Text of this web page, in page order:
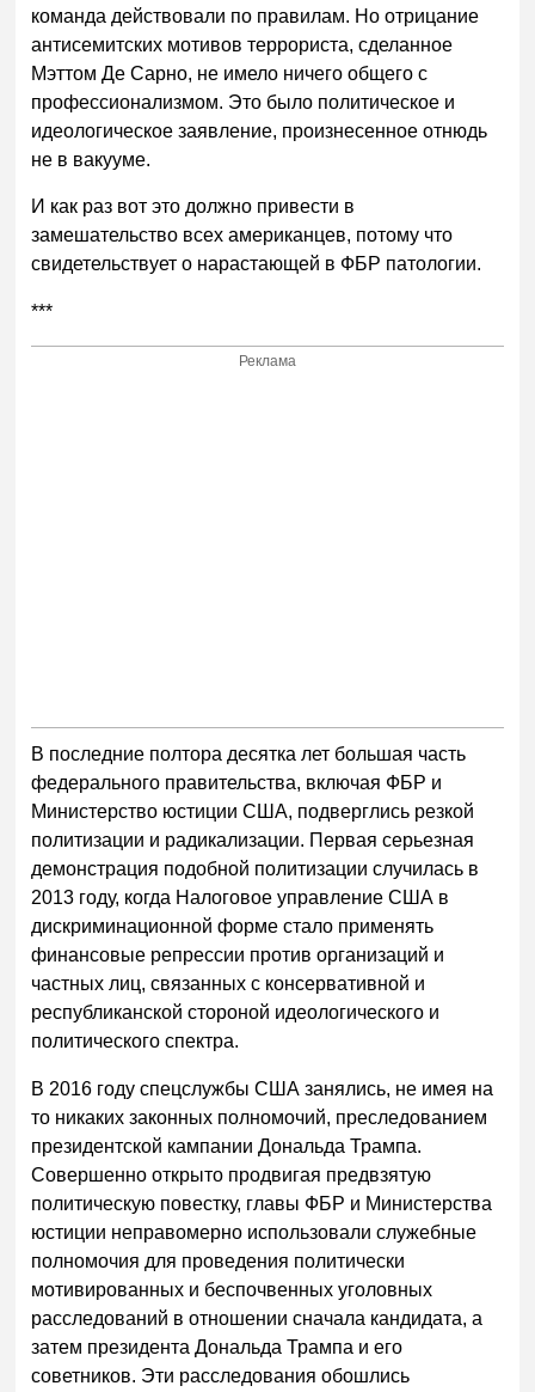
команда действовали по правилам. Но отрицание
антисемитских мотивов террориста, сделанное
Мэттом Де Сарно, не имело ничего общего с
профессионализмом. Это было политическое и
идеологическое заявление, произнесенное отнюдь
не в вакууме.
И как раз вот это должно привести в
замешательство всех американцев, потому что
свидетельствует о нарастающей в ФБР патологии.
***
Реклама
В последние полтора десятка лет большая часть
федерального правительства, включая ФБР и
Министерство юстиции США, подверглись резкой
политизации и радикализации. Первая серьезная
демонстрация подобной политизации случилась в
2013 году, когда Налоговое управление США в
дискриминационной форме стало применять
финансовые репрессии против организаций и
частных лиц, связанных с консервативной и
республиканской стороной идеологического и
политического спектра.
В 2016 году спецслужбы США занялись, не имея на
то никаких законных полномочий, преследованием
президентской кампании Дональда Трампа.
Совершенно открыто продвигая предвзятую
политическую повестку, главы ФБР и Министерства
юстиции неправомерно использовали служебные
полномочия для проведения политически
мотивированных и беспочвенных уголовных
расследований в отношении сначала кандидата, а
затем президента Дональда Трампа и его
советников. Эти расследования обошлись